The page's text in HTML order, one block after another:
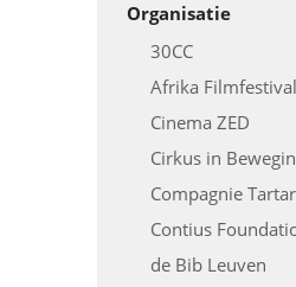
Organisatie
30CC
Afrika Filmfestival
Cinema ZED
Cirkus in
Compagnie
Contius
de Bib Leuven